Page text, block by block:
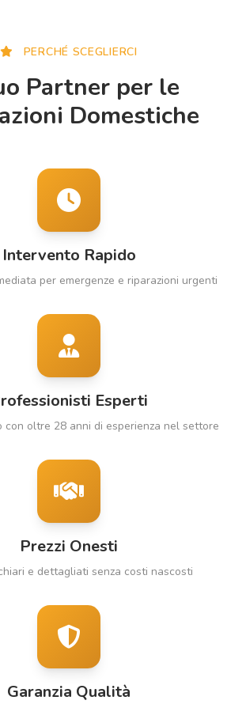
PERCHÉ SCEGLIERCI
Partner per le
Domestiche
Intervento Rapido
per emergenze e riparazioni urgenti
Esperti
con oltre 28 anni di esperienza nel settore
Prezzi Onesti
e dettagliati senza costi nascosti
Garanzia Qualità